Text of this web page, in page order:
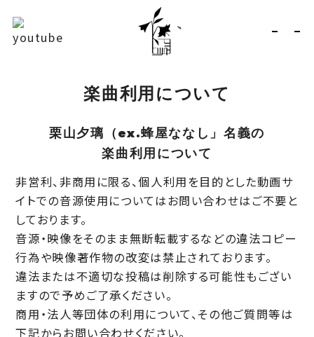
楽曲利用について
栗山夕璃（ex.蜂屋ななし」名義の
楽曲利用について
非営利、非商用に限る、個人利用を目的とした動画サ
イトでの音源使用についてはお問い合わせはご不要と
しております。
音源・映像をそのまま無断転載するなどの違法コピー
行為や映像著作物の改変は禁止されております。
違法または不適切な投稿は削除する可能性もござい
ますので予めご了承ください。
商用・法人等団体の利用について、その他ご質問等は
下記からお問い合わせください。